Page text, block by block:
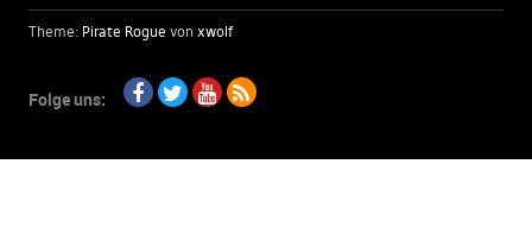
Theme: Pirate Rogue von xwolf
Folge uns: